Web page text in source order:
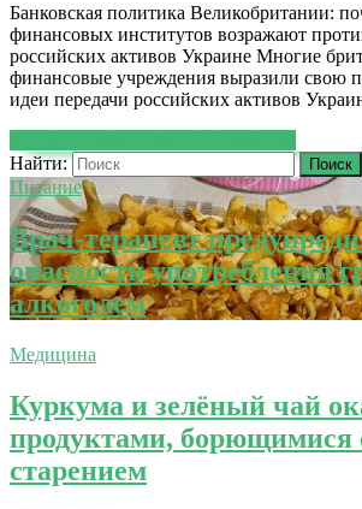
Банковская политика Великобритании:
финансовых институтов возражают
российских активов Украине Многие
финансовые учреждения выразили свою
идеи передачи российских активов
Найти:
Питание
Врач-терапевт
опасности употребления
алкоголем
Медицина
Куркума и зелёный чай
продуктами, борющимися
старением